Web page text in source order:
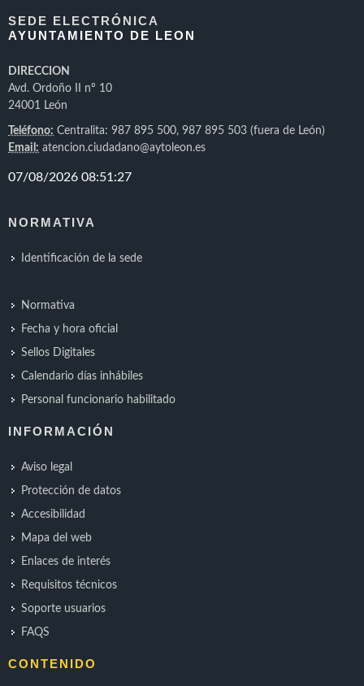
SEDE ELECTRÓNICA
AYUNTAMIENTO DE LEON
DIRECCION
Avd. Ordoño II nº 10
24001 León
Teléfono: Centralita: 987 895 500, 987 895 503 (fuera de León)
Email: atencion.ciudadano@aytoleon.es
NORMATIVA
Identificación de la sede
Normativa
Fecha y hora oficial
Sellos Digitales
Calendario días inhábiles
Personal funcionario habilitado
INFORMACIÓN
Aviso legal
Protección de datos
Accesibilidad
Mapa del web
Enlaces de interés
Requisitos técnicos
Soporte usuarios
FAQS
CONTENIDO